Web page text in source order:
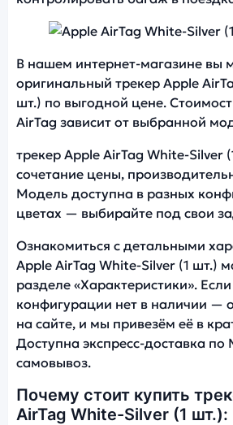
В нашем интернет-магазине вы
оригинальный трекер Apple
шт.) по выгодной цене.
AirTag зависит от выбранной
трекер Apple AirTag White-Silver
сочетание цены,
Модель доступна в разных
цветах — выбирайте под свои
Ознакомиться с детальными
Apple AirTag White-Silver (1 шт.)
разделе «Характеристики».
конфигурации нет в наличии —
на сайте, и мы привезём её в
Доступна экспресс-доставка по
самовывоз.
Почему стоит купить
AirTag White-Silver (1 шт.):